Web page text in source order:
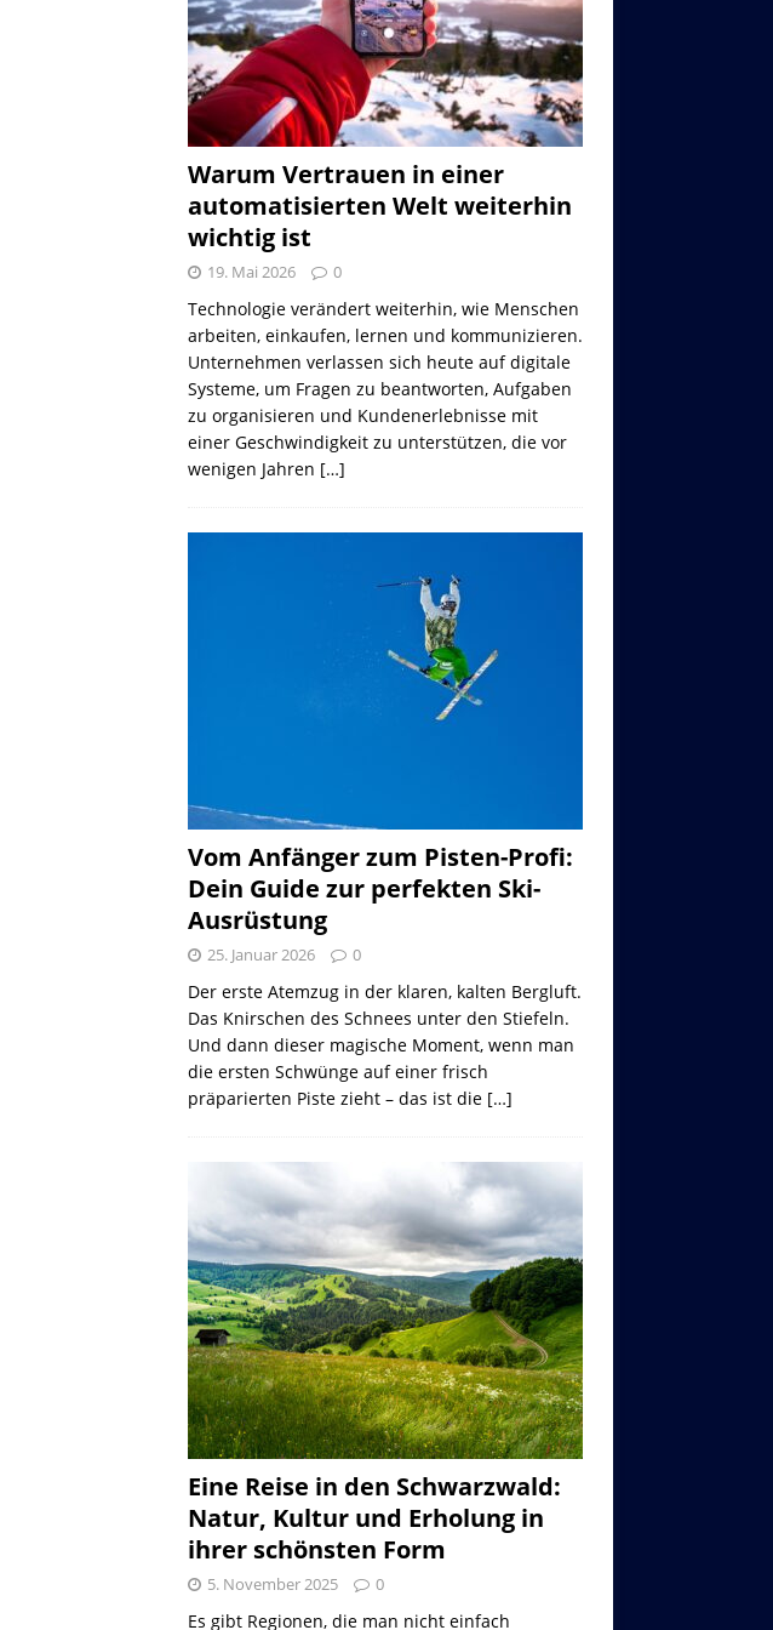
Warum Vertrauen in einer
automatisierten Welt weiterhin
wichtig ist
19. Mai 2026 0
Technologie verändert weiterhin, wie Menschen
arbeiten, einkaufen, lernen und kommunizieren.
Unternehmen verlassen sich heute auf digitale
Systeme, um Fragen zu beantworten, Aufgaben
zu organisieren und Kundenerlebnisse mit
einer Geschwindigkeit zu unterstützen, die vor
wenigen Jahren […]
Vom Anfänger zum Pisten-Profi:
Dein Guide zur perfekten Ski-
Ausrüstung
25. Januar 2026 0
Der erste Atemzug in der klaren, kalten Bergluft.
Das Knirschen des Schnees unter den Stiefeln.
Und dann dieser magische Moment, wenn man
die ersten Schwünge auf einer frisch
präparierten Piste zieht – das ist die […]
Eine Reise in den Schwarzwald:
Natur, Kultur und Erholung in
ihrer schönsten Form
5. November 2025 0
Es gibt Regionen, die man nicht einfach